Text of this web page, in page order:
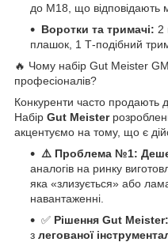
до М18, що відповідають
Воротки та тримачі: 2
плашок, 1 Т-подібний
🔥 Чому набір Gut Meister
професіоналів?
Конкуренти часто продають
Набір Gut Meister
акцентуємо на тому, що є
⚠️ Проблема №1:
аналогів на ринку
яка «злизується» або
навантаженні.
✅ Рішення Gut Meister:
з легованої